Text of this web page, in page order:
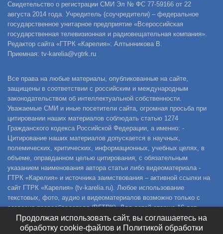
Свидетельство о регистрации СМИ Эл № ФС 77-59166 от 22
августа 2014 года. Учредитель (соучредители) – федеральное
государственное унитарное предприятие «Всероссийская
государственная телевизионная и радиовещательная компания».
Редактор сайта «ГТРК «Карелия»: Алтынникова В.
Приемная: tv-karelia@vgtrk.ru
Все права на любые материалы, опубликованные на сайте,
защищены в соответствии с российским и международным
законодательством об интеллектуальной собственности.
Уважаемые СМИ и иные посетители сайта, огромная просьба при
цитировании наших материалов соблюдать статью 1274
Гражданского кодекса Российской Федерации, а именно: -
Цитирование наших материалов допускается в научных,
полемических, критических, информационных, учебных целях, в
объеме, оправданном целью цитирования, с обязательным
указанием наименования автора статьи либо видеоматериала -
ГТРК «Карелия» и источника заимствования – активной ссылки на
сайт ГТРК «Карелия» (tv-karelia.ru). Любое использование
текстовых, фото, аудио и видеоматериалов возможно только с
согласия правообладателя (ВГТРК). Для детей старше 16 лет.
Продолжая использовать сайт, вы соглашаетесь на
обработку cookie-файлов и Политикой обработки